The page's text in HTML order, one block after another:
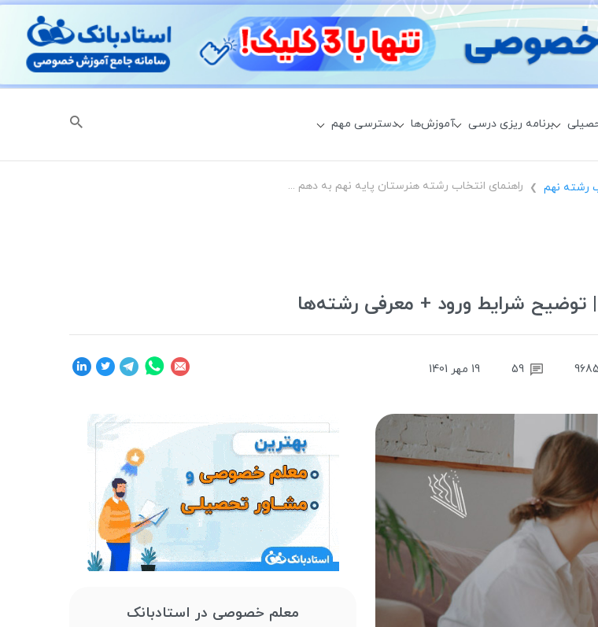
برنامه ریزی درسی آموزش‌ها دسترسی مهم
رشته نهم ❯ راهنمای انتخاب رشته هنرستان پایه نهم به دهم | توضیح شرایط ورود + معرفی رشته‌ها
توضیح شرایط ورود + معرفی رشته‌ها
59 19 مهر 1401
معلم خصوصی در استادبانک